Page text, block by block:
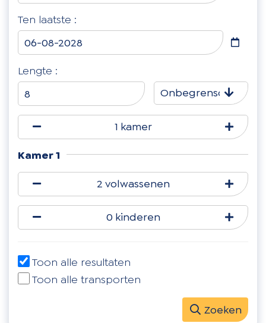
Ten laatste :
Lengte :
Onbegrensd
1 kamer
Kamer 1
2 volwassenen
0 kinderen
Toon alle resultaten
Toon alle transporten
Zoeken